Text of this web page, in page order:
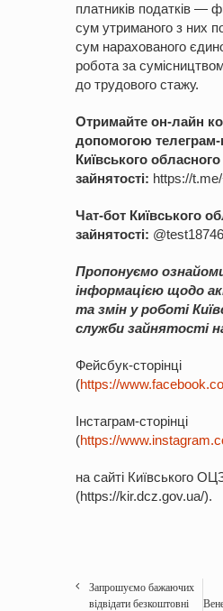
платників податків —
сум утриманого з них
сум нарахованого
робота за
до трудового стажу.
Отримайте он-лайн
допомогою телеграм-
Київського
зайнятості: https://
Чат-бот Київського
зайнятості:
Пропонуємо
інформацією щодо
та змін у роботі
служби зайнятості
Фейсбук-сторінці
(https://
Інстаграм-сторінці
(https://
на сайті Київського
(https://kir.dcz.gov.ua/).
Запрошуємо бажаючих
відвідати безкоштовні